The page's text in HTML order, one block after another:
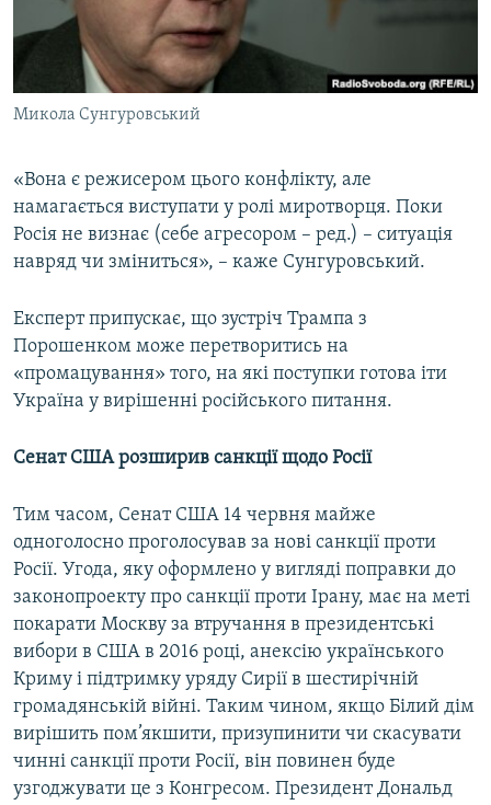
Микола Сунгуровський
«Вона є режисером цього конфлікту, але
намагається виступати у ролі миротворця. Поки
Росія не визнає (себе агресором – ред.) – ситуація
навряд чи зміниться», – каже Сунгуровський.
Експерт припускає, що зустріч Трампа з
Порошенком може перетворитись на
«промацування» того, на які поступки готова іти
Україна у вирішенні російського питання.
Сенат США розширив санкції щодо Росії
Тим часом, Сенат США 14 червня майже
одноголосно проголосував за нові санкції проти
Росії. Угода, яку оформлено у вигляді поправки до
законопроекту про санкції проти Ірану, має на меті
покарати Москву за втручання в президентські
вибори в США в 2016 році, анексію українського
Криму і підтримку уряду Сирії в шестирічній
громадянській війні. Таким чином, якщо Білий дім
вирішить пом’якшити, призупинити чи скасувати
чинні санкції проти Росії, він повинен буде
узгоджувати це з Конгресом. Президент Дональд